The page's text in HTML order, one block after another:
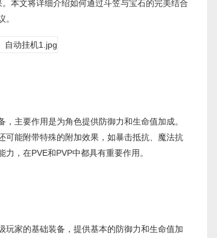
本文将详细介绍如何通过斗笠与宝石的完美结合
主要作用是为角色提供防御力和生命值加成。
可能附带特殊的附加效果，如暴击抵抗、魔法抗
，在PVE和PVP中都具有重要作用。
家的基础装备，提供基本的防御力和生命值加